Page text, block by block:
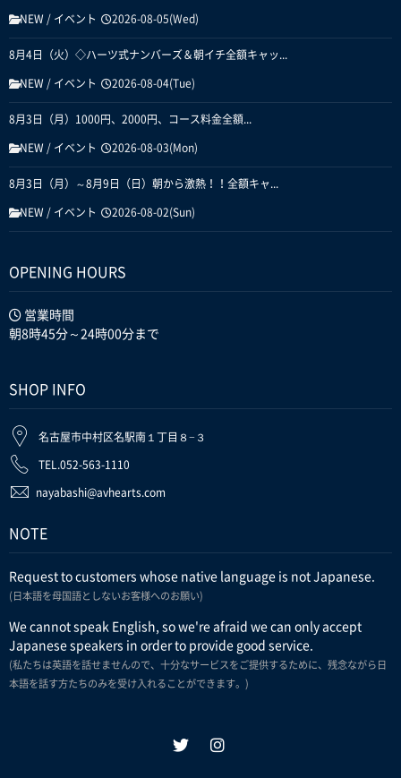
NEW / イベント 2026-08-05(Wed)
8月4日（火）◇ハーツ式ナンバーズ＆朝イチ全額キャッ...
NEW / イベント 2026-08-04(Tue)
8月3日（月）1000円、2000円、コース料金全額...
NEW / イベント 2026-08-03(Mon)
8月3日（月）～8月9日（日）朝から激熱！！全額キャ...
NEW / イベント 2026-08-02(Sun)
OPENING HOURS
営業時間
朝8時45分～24時00分まで
SHOP INFO
名古屋市中村区名駅南１丁目８−３
TEL.052-563-1110
nayabashi@avhearts.com
NOTE
Request to customers whose native language is not Japanese.
(日本語を母国語としないお客様へのお願い)
We cannot speak English, so we're afraid we can only accept
Japanese speakers in order to provide good service.
(私たちは英語を話せませんので、十分なサービスをご提供するために、残念ながら日
本語を話す方たちのみを受け入れることができます。)